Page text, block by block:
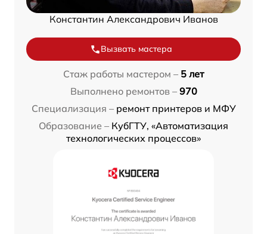
Константин Александрович Иванов
Вызвать мастера
Стаж работы мастером – 5 лет
Выполнено ремонтов – 970
Специализация – ремонт принтеров и МФУ
Образование – КубГТУ, «Автоматизация
технологических процессов»